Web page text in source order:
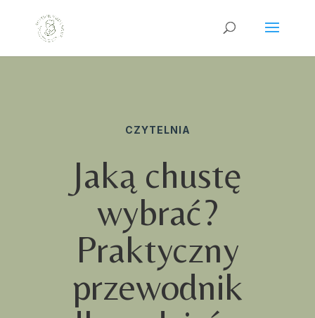
CZYTELNIA
Jaką chustę
wybrać?
Praktyczny
przewodnik